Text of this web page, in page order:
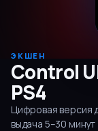
ЭКШЕН
Control
PS4
Цифровая версия
выдача 5–30 минут